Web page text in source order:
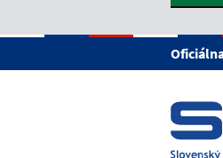
Preskočiť na hlavný obsah